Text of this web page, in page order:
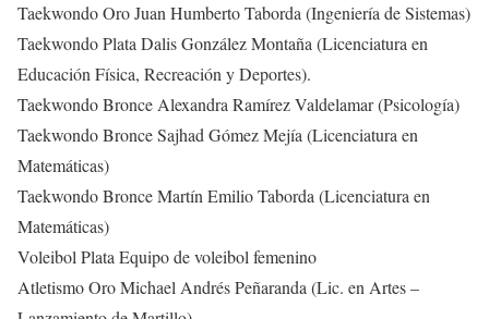
Taekwondo Oro Juan Humberto Taborda (Ingeniería de Sistemas)
Taekwondo Plata Dalis González Montaña (Licenciatura en
Educación Física, Recreación y Deportes).
Taekwondo Bronce Alexandra Ramírez Valdelamar (Psicología)
Taekwondo Bronce Sajhad Gómez Mejía (Licenciatura en
Matemáticas)
Taekwondo Bronce Martín Emilio Taborda (Licenciatura en
Matemáticas)
Voleibol Plata Equipo de voleibol femenino
Atletismo Oro Michael Andrés Peñaranda (Lic. en Artes –